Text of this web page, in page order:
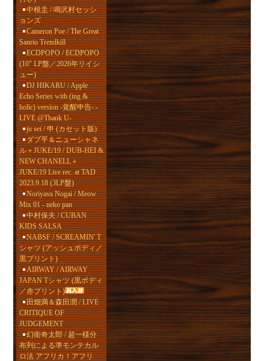
中根圭 / 鳴沢村セッシ
ョンズ
Cameron Poe / The Great
Sanrio Trendkill
ECDPOPO / ECDPOPO
(10" LP盤／2026年リイシ
ュー)
DJ HIKARU / Apple
Echo Series with (ing &
holic) version -覚醒申告- -
LIVE @Thank U-
ju sei / 申 (カセット版)
ダブ平＆ニューシャネ
ル＋JUKE/19 / DUB-HEI &
NEW CHANELL＋
JUKE/19 Live rec. at TAD
2023.9.18 (3LP盤)
Noriyasu Nogai / Meow
Mix 01 - neko pan
中村保夫 / CUBAN
KIDS SALSA
NABSF / SCREAMIN' T
シャツ (アッシュボディ／
黒プリント)
AIRWAY / AIRWAY
JAPAN Tシャツ (黒ボディ
／赤プリント)
田畑満＆森田潤 / LIVE
CRITIQUE OF
JUDGEMENT
幻衛奇太郎 / 超一様分
布列による準モンテカル
ロ法 アフリカ！アフリ